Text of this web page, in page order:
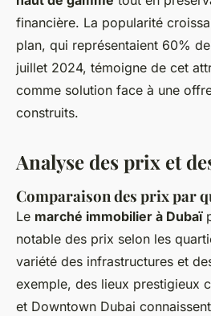
financière. La popularité
plan, qui représentaient 60%
juillet 2024, témoigne de cet
comme solution face à une
construits.
Analyse des prix et
Comparaison des prix par
Le marché immobilier à Dubaï
notable des prix selon les
variété des infrastructures et
exemple, des lieux prestigieux
et Downtown Dubai